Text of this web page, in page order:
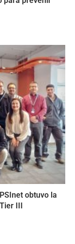
obtuvo la
III